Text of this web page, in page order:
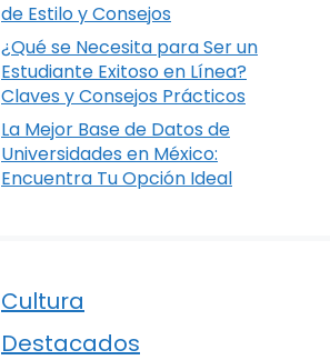
de Estilo y Consejos
¿Qué se Necesita para Ser un
Estudiante Exitoso en Línea?
Claves y Consejos Prácticos
La Mejor Base de Datos de
Universidades en México:
Encuentra Tu Opción Ideal
Cultura
Destacados